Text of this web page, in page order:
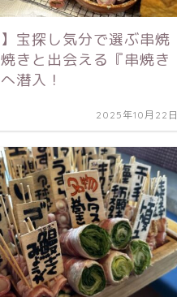
】宝探し気分で選ぶ串焼
きと出会える『串焼き
潜入！
2025年10月22日